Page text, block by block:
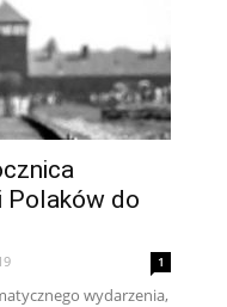
Polaków do
1
wydarzenia,